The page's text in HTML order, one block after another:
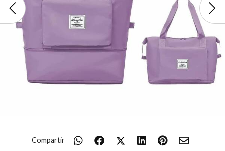
Compartir